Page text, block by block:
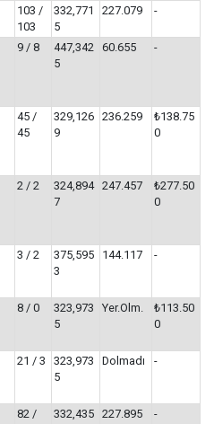
103 /
103
332,771
5
227.079 -
9 / 8
447,342
5
60.655 -
45 /
45
329,126
9
236.259
₺138.75
0
2 / 2
324,894
7
247.457
₺277.50
0
3 / 2
375,595
3
144.117 -
8 / 0
323,973
5
Yer.Olm.
₺113.50
0
21 / 3
323,973
5
Dolmadı -
82 /
332,435 227.895 -